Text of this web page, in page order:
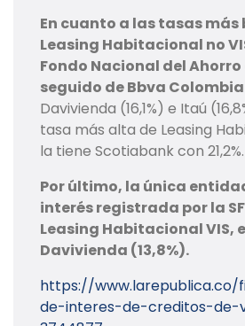
En cuanto a las tasas más
Leasing Habitacional no
Fondo Nacional del Ahorro
seguido de Bbva Colombia
Davivienda (16,1%) e Itaú
tasa más alta de Leasing
la tiene Scotiabank con 21,2%.
Por último, la única
interés registrada por la
Leasing Habitacional VIS,
Davivienda (13,8%).
https://www.larepublica.co/
de-interes-de-creditos-de-